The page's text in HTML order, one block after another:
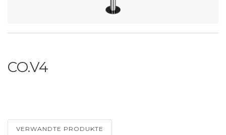
CO.V4
VERWANDTE PRODUKTE